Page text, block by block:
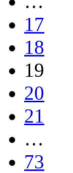
17
18
19
20
21
…
73